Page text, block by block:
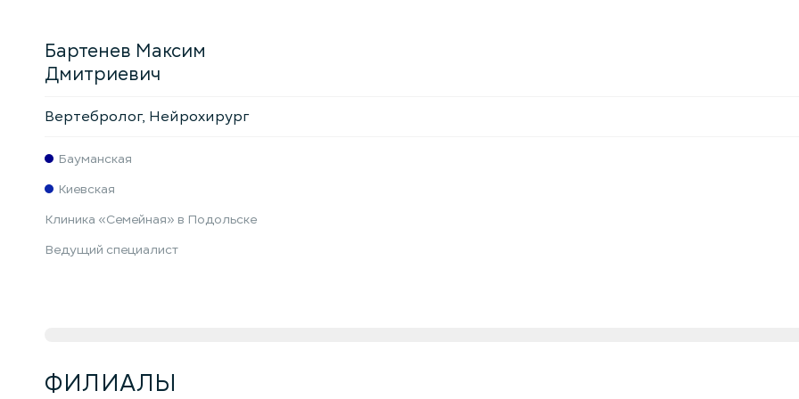
Бартенев Максим
Дмитриевич
Вертебролог, Нейрохирург
Бауманская
Киевская
Клиника «Семейная» в Подольске
Ведущий специалист
ФИЛИАЛЫ